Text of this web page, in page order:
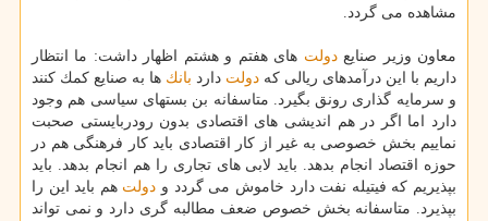
مشاهده می گردد.
معاون وزیر صنایعدولت های هفتم و هشتم اظهار داشت: ما انتظار
داریم با این درآمدهای ریالی كه دولت دارد بانك ها به صنایع كمك كنند
و سرمایه گذاری رونق بگیرد. متاسفانه بن بستهای سیاسی هم وجود
دارد اما اگر در هم اندیشی های اقتصادی بدون رودربایستی صحبت
نماییم بخش خصوصی به غیر از كار اقتصادی باید كار فرهنگی هم در
حوزه اقتصاد انجام بدهد. باید لابی های تجاری را هم انجام بدهد. باید
بپذیریم كه فیتیله نفت دارد خاموش می گردد و دولت هم باید این را
بپذیرد. متاسفانه بخش خصوص ضعف مطالبه گری دارد و نمی تواند